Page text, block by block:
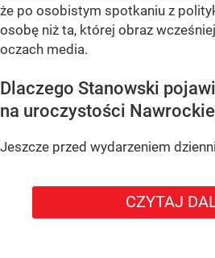
że po osobistym spotkaniu z
osobę niż ta, której obraz
oczach media.
Dlaczego Stanowski
na uroczystości
Jeszcze przed wydarzeniem
CZYTAJ